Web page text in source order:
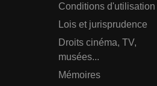
Conditions d'utilisation
Lois et jurisprudence
Droits cinéma, TV,
musées...
Mémoires